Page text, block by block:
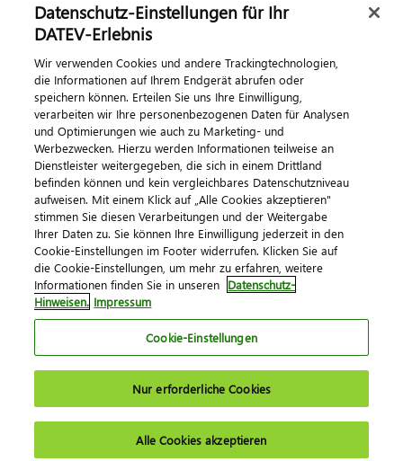
Kontaktieren Sie uns
© 2026 DATEV eG
ImpressumDatenschutzAGB Kontakt
Cookie-Einstellungen
Datenschutz-Einstellungen für Ihr
DATEV-Erlebnis
Wir verwenden Cookies und andere Trackingtechnologien,
die Informationen auf Ihrem Endgerät abrufen oder
speichern können. Erteilen Sie uns Ihre Einwilligung,
verarbeiten wir Ihre personenbezogenen Daten für Analysen
und Optimierungen wie auch zu Marketing- und
Werbezwecken. Hierzu werden Informationen teilweise an
Dienstleister weitergegeben, die sich in einem Drittland
befinden können und kein vergleichbares Datenschutzniveau
aufweisen. Mit einem Klick auf „Alle Cookies akzeptieren"
stimmen Sie diesen Verarbeitungen und der Weitergabe
Ihrer Daten zu. Sie können Ihre Einwilligung jederzeit in den
Cookie-Einstellungen im Footer widerrufen. Klicken Sie auf
die Cookie-Einstellungen, um mehr zu erfahren, weitere
Informationen finden Sie in unseren Datenschutz-
Hinweisen. Impressum
Cookie-Einstellungen
Nur erforderliche Cookies
Alle Cookies akzeptieren